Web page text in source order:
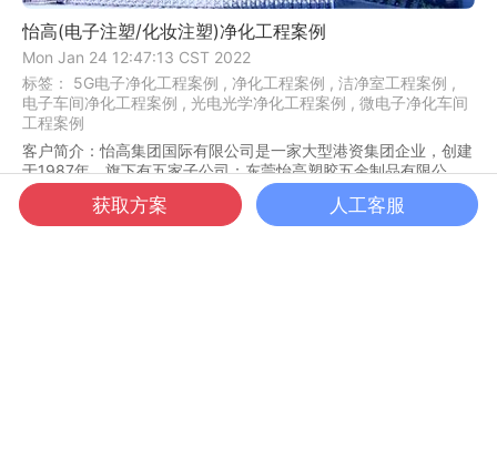
怡高(电子注塑/化妆注塑)净化工程案例
Mon Jan 24 12:47:13 CST 2022
标签： 5G电子净化工程案例 , 净化工程案例 , 洁净室工程案例 ,
电子车间净化工程案例 , 光电光学净化工程案例 , 微电子净化车间
工程案例
客户简介：怡高集团国际有限公司是一家大型港资集团企业，创建
于1987年，旗下有五家子公司：东莞怡高塑胶五金制品有限公
司、东莞采升电子有限公司、东莞盈彩塑胶电子有...
获取方案 人工客服